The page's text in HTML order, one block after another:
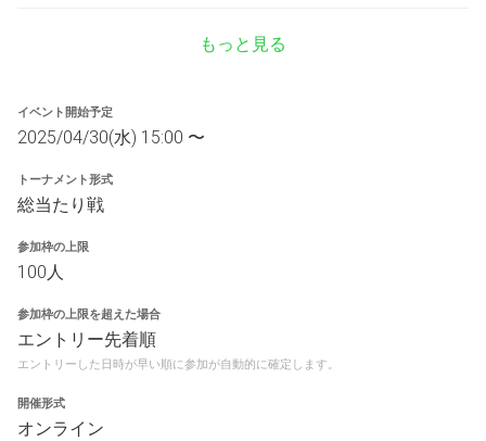
もっと見る
イベント開始予定
2025/04/30(水) 15:00 〜
トーナメント形式
総当たり戦
参加枠の上限
100人
参加枠の上限を超えた場合
エントリー先着順
エントリーした日時が早い順に参加が自動的に確定します。
開催形式
オンライン